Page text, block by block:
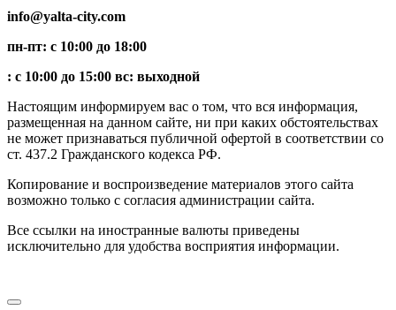
info@yalta-city.com
пн-пт: с 10:00 до 18:00
: с 10:00 до 15:00 вс: выходной
Настоящим информируем вас о том, что вся информация,
размещенная на данном сайте, ни при каких обстоятельствах
не может признаваться публичной офертой в соответствии со
ст. 437.2 Гражданского кодекса РФ.
Копирование и воспроизведение материалов этого сайта
возможно только с согласия администрации сайта.
Все ссылки на иностранные валюты приведены
исключительно для удобства восприятия информации.